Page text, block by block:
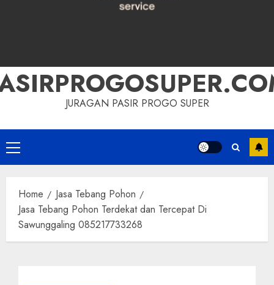
JURAGAN PASIR PROGO SUPER
Primary
Menu
Home
Jasa Tebang Pohon
Jasa Tebang Pohon Terdekat dan Tercepat Di
Sawunggaling 085217733268